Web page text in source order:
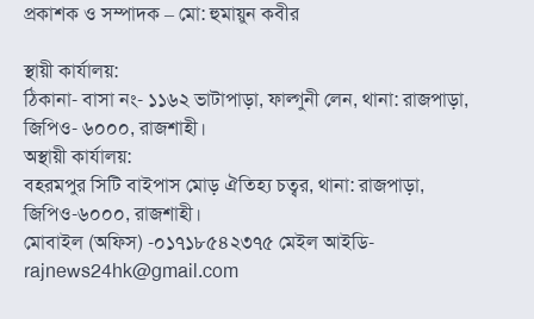
প্রকাশক ও সম্পাদক – মো: হুমায়ুন কবীর
স্থায়ী কার্যালয়:
ঠিকানা- বাসা নং- ১১৬২ ভাটাপাড়া, ফাল্গুনী লেন, থানা: রাজপাড়া,
জিপিও- ৬০০০, রাজশাহী।
অস্থায়ী কার্যালয়:
বহরমপুর সিটি বাইপাস মোড় ঐতিহ্য চত্বর, থানা: রাজপাড়া,
জিপিও-৬০০০, রাজশাহী।
মোবাইল (অফিস) -০১৭১৮৫৪২৩৭৫ মেইল আইডি-
rajnews24hk@gmail.com